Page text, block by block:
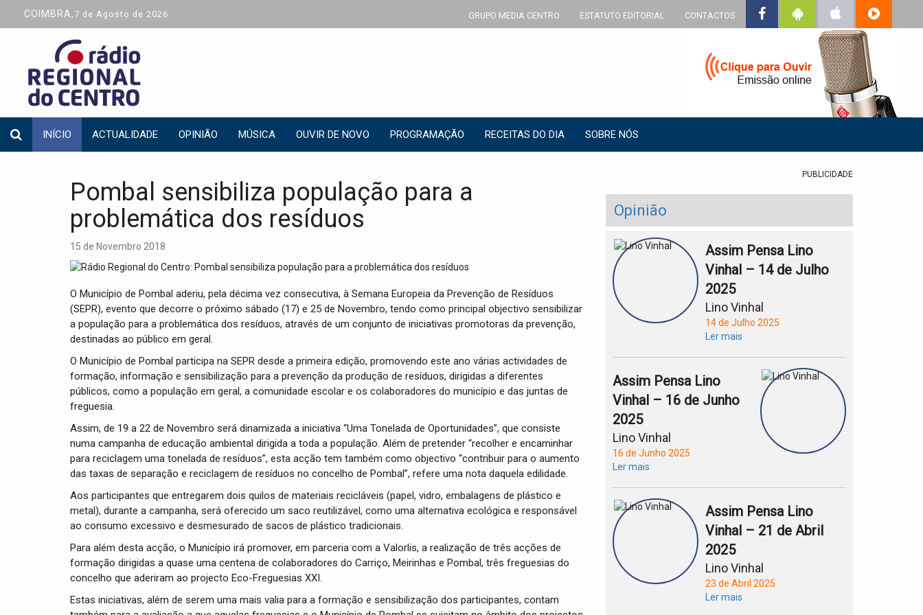
COIMBRA, 7 de Agosto de 2026 GRUPO MEDIA CENTRO ESTATUTO EDITORIAL CONTACTOS
INÍCIO ACTUALIDADE OPINIÃO MÚSICA OUVIR DE NOVO PROGRAMAÇÃO RECEITAS DO DIA SOBRE NÓS
Pombal sensibiliza população para a
problemática dos resíduos
15 de Novembro 2018
O Município de Pombal aderiu, pela décima vez consecutiva, à Semana Europeia da Prevenção de Resíduos
(SEPR), evento que decorre o próximo sábado (17) e 25 de Novembro, tendo como principal objectivo sensibilizar
a população para a problemática dos resíduos, através de um conjunto de iniciativas promotoras da prevenção,
destinadas ao público em geral.
O Município de Pombal participa na SEPR desde a primeira edição, promovendo este ano várias actividades de
formação, informação e sensibilização para a prevenção da produção de resíduos, dirigidas a diferentes
públicos, como a população em geral, a comunidade escolar e os colaboradores do município e das juntas de
freguesia.
Assim, de 19 a 22 de Novembro será dinamizada a iniciativa “Uma Tonelada de Oportunidades”, que consiste
numa campanha de educação ambiental dirigida a toda a população. Além de pretender “recolher e encaminhar
para reciclagem uma tonelada de resíduos”, esta acção tem também como objectivo “contribuir para o aumento
das taxas de separação e reciclagem de resíduos no concelho de Pombal”, refere uma nota daquela edilidade.
Aos participantes que entregarem dois quilos de materiais recicláveis (papel, vidro, embalagens de plástico e
metal), durante a campanha, será oferecido um saco reutilizável, como uma alternativa ecológica e responsável
ao consumo excessivo e desmesurado de sacos de plástico tradicionais.
Para além desta acção, o Município irá promover, em parceria com a Valorlis, a realização de três acções de
formação dirigidas a quase uma centena de colaboradores do Carriço, Meirinhas e Pombal, três freguesias do
concelho que aderiram ao projecto Eco-Freguesias XXI.
Estas iniciativas, além de serem uma mais valia para a formação e sensibilização dos participantes, contam
PUBLICIDADE
Opinião
Assim Pensa Lino
Vinhal – 14 de Julho
2025
Lino Vinhal
14 de Julho 2025
Ler mais
Assim Pensa Lino
Vinhal – 16 de Junho
2025
Lino Vinhal
16 de Junho 2025
Ler mais
Assim Pensa Lino
Vinhal – 21 de Abril
2025
Lino Vinhal
23 de Abril 2025
Ler mais